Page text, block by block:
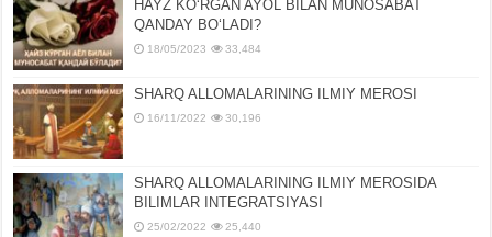
HAYZ KOʻRGAN AYOL BILAN MUNOSABAT
QANDAY BOʻLADI?
18/05/2023 33,484
SHARQ ALLOMALARINING ILMIY MEROSI
16/11/2022 30,196
SHARQ ALLOMALARINING ILMIY MЕROSIDA
BILIMLAR INTЕGRATSIYASI
25/02/2022 25,440